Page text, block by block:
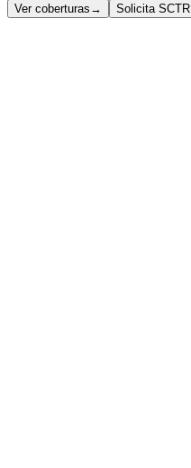
Ver coberturas → Solicita SCTR